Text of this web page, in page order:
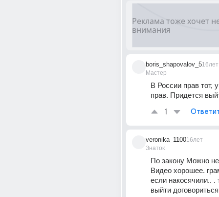
boris_shapovalov_5
Мастер
16лет
В России прав тот,
прав. Придется
1
veronika_1100
Знаток
16лет
По закону Можно
Видео хорошее.
если накосячили.. .
выйти